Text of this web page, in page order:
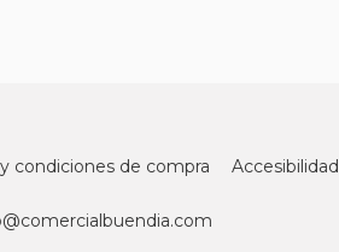
condiciones de compra Accesibilidad